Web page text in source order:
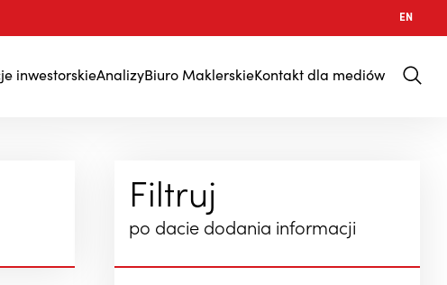
EN
inwestorskieAnalizyBiuro MaklerskieKontakt dla mediów
Filtruj
po dacie dodania informacji